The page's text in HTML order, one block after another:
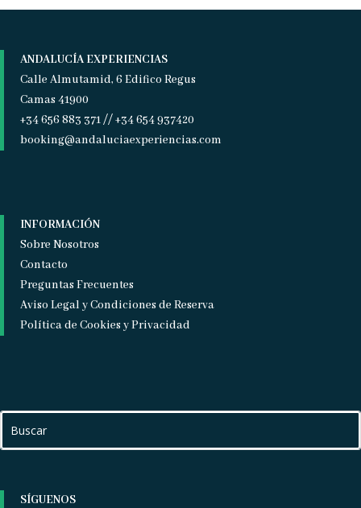
ANDALUCÍA EXPERIENCIAS
Calle Almutamid, 6 Edifico Regus
Camas 41900
+34 656 883 371 // +34 654 937420
booking@andaluciaexperiencias.com
INFORMACIÓN
Sobre Nosotros
Contacto
Preguntas Frecuentes
Aviso Legal y Condiciones de Reserva
Política de Cookies y Privacidad
SÍGUENOS